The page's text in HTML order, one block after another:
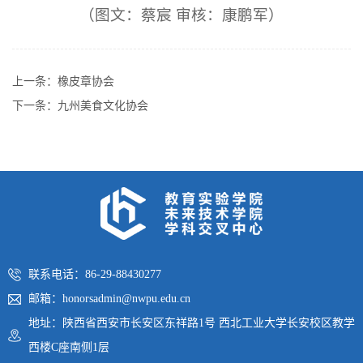
（图文：蔡宸 审核：康鹏军）
上一条： 橡皮章协会
下一条： 九州美食文化协会
联系电话：86-29-88430277
邮箱：honorsadmin@nwpu.edu.cn
地址：陕西省西安市长安区东祥路1号 西北工业大学长安校区教学
西楼C座南侧1层